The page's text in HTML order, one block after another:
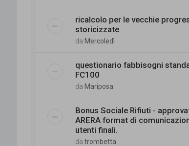
ricalcolo per le vecchie
storicizzate
da Mercoledì
questionario fabbisogni
FC100
da Mariposa
Bonus Sociale Rifiuti -
ARERA format di
utenti finali.
da trombetta